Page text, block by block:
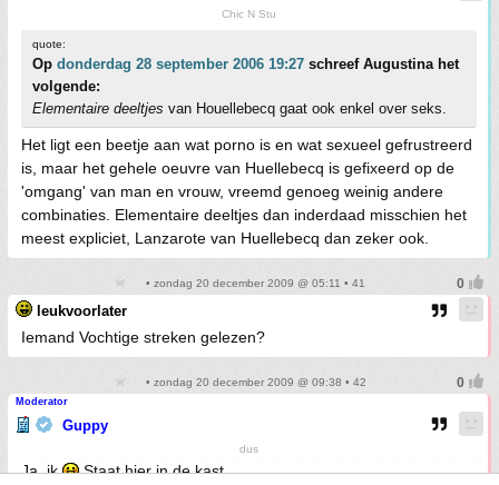
Chic N Stu
quote:
Op donderdag 28 september 2006 19:27 schreef Augustina het
volgende:
Elementaire deeltjes van Houellebecq gaat ook enkel over seks.
Het ligt een beetje aan wat porno is en wat sexueel gefrustreerd
is, maar het gehele oeuvre van Huellebecq is gefixeerd op de
'omgang' van man en vrouw, vreemd genoeg weinig andere
combinaties. Elementaire deeltjes dan inderdaad misschien het
meest expliciet, Lanzarote van Huellebecq dan zeker ook.
• zondag 20 december 2009 @ 05:11 • 41
leukvoorlater
Iemand Vochtige streken gelezen?
• zondag 20 december 2009 @ 09:38 • 42
Moderator
Guppy
dus
Ja, ik Staat hier in de kast